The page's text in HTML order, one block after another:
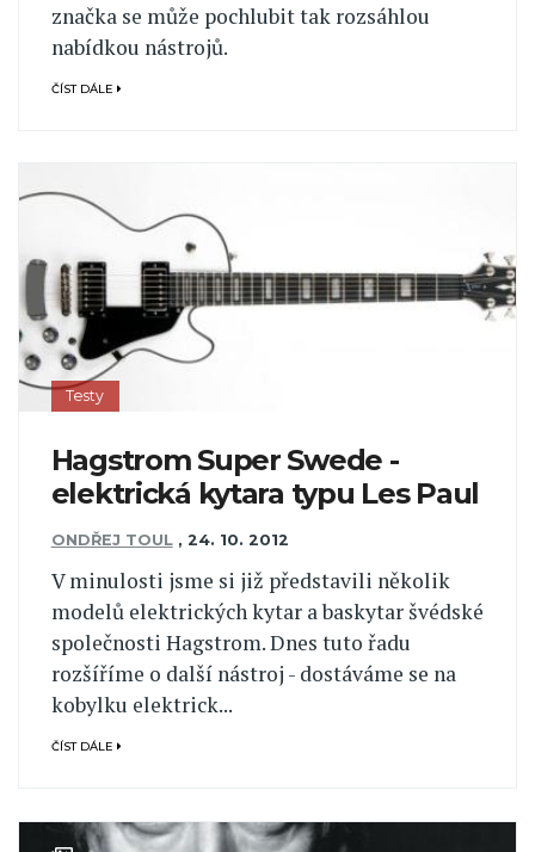
značka se může pochlubit tak rozsáhlou
nabídkou nástrojů.
ČÍST DÁLE
Testy
Hagstrom Super Swede -
elektrická kytara typu Les Paul
ONDŘEJ TOUL , 24. 10. 2012
V minulosti jsme si již představili několik
modelů elektrických kytar a baskytar švédské
společnosti Hagstrom. Dnes tuto řadu
rozšíříme o další nástroj - dostáváme se na
kobylku elektrick...
ČÍST DÁLE